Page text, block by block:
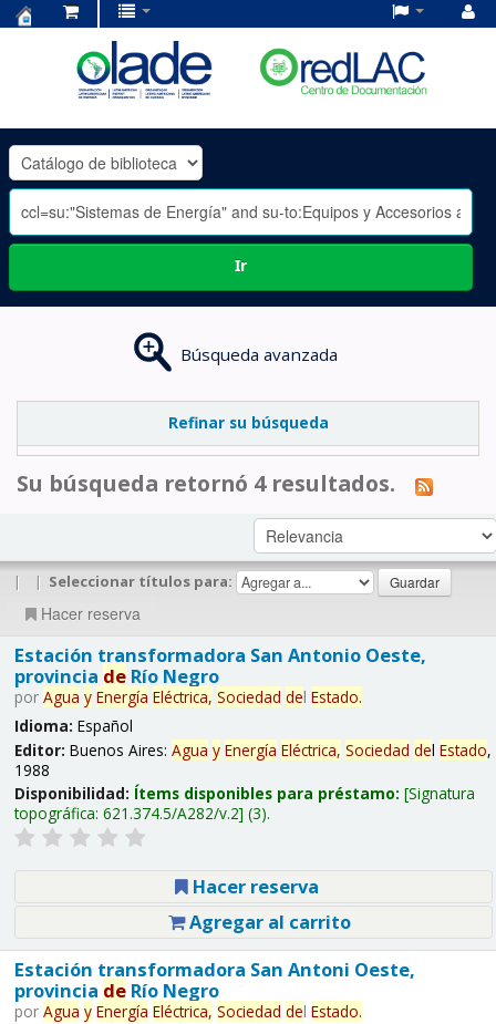
OLADE
-
Ir
Búsqueda avanzada
Refinar su búsqueda
Su búsqueda retornó 4 resultados.
| | Seleccionar títulos para:
Hacer reserva
Estación transformadora San Antonio Oeste,
provincia deRío Negro
por Agua y Energía Eléctrica, Sociedad del Estado.
Idioma: Español
Editor: Buenos Aires: Agua y Energía Eléctrica, Sociedad del Estado,
1988
Disponibilidad: Ítems disponibles para préstamo: Signatura
topográfica: 621.374.5/A282/v.2 (3).
Hacer reserva
Agregar al carrito
Estación transformadora San Antoni Oeste,
provincia deRío Negro
por Agua y Energía Eléctrica, Sociedad del Estado.